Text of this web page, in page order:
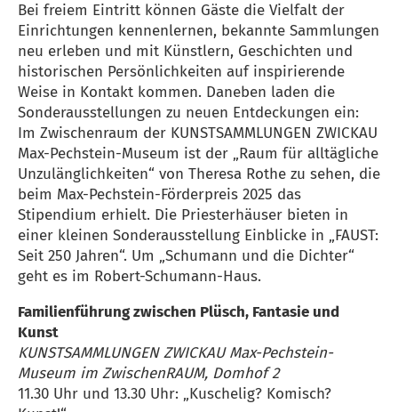
Bei freiem Eintritt können Gäste die Vielfalt der
Einrichtungen kennenlernen, bekannte Sammlungen
neu erleben und mit Künstlern, Geschichten und
historischen Persönlichkeiten auf inspirierende
Weise in Kontakt kommen. Daneben laden die
Sonderausstellungen zu neuen Entdeckungen ein:
Im Zwischenraum der KUNSTSAMMLUNGEN ZWICKAU
Max-Pechstein-Museum ist der „Raum für alltägliche
Unzulänglichkeiten“ von Theresa Rothe zu sehen, die
beim Max-Pechstein-Förderpreis 2025 das
Stipendium erhielt. Die Priesterhäuser bieten in
einer kleinen Sonderausstellung Einblicke in „FAUST:
Seit 250 Jahren“. Um „Schumann und die Dichter“
geht es im Robert-Schumann-Haus.
Familienführung zwischen Plüsch, Fantasie und
Kunst
KUNSTSAMMLUNGEN ZWICKAU Max-Pechstein-
Museum im ZwischenRAUM, Domhof 2
11.30 Uhr und 13.30 Uhr: „Kuschelig? Komisch?